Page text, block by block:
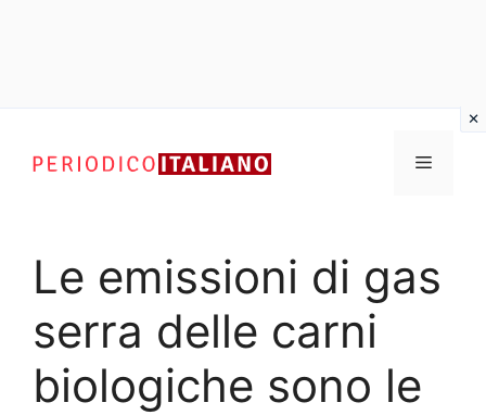
contenuto
Menu
Le emissioni di gas
serra delle carni
biologiche sono le